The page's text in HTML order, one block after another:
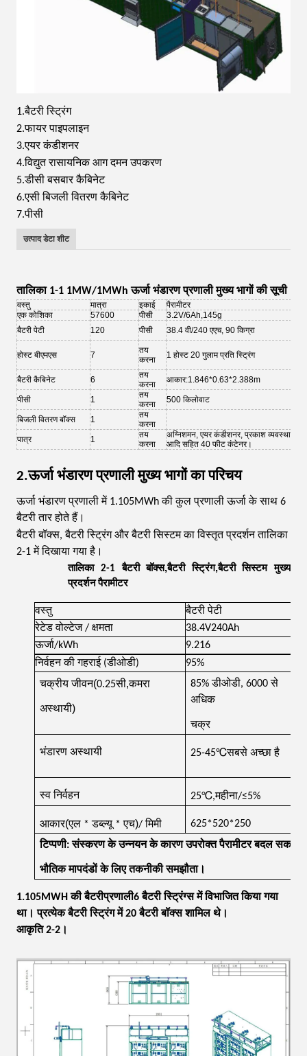
1.बैटरी स्ट्रिंग
2.फायर पाइपलाइन
3.एयर कंडीशनर
4.विद्युत रासायनिक आग दमन उपकरण
5.डीसी बसबार कैबिनेट
6.एसी बिजली वितरण कैबिनेट
7.पीसी
उत्पाद डेटा शीट
तालिका 1-1 1MW/1MWh ऊर्जा भंडारण प्रणाली मुख्य भागों की सूची
वस्तु मात्रा इकाई पैरामीटर
एक कोशिका
57600 पीसी 3.2V/6Ah,145g
बैटरी पेटी
120 पीसी 38.4 वी/240 एएच, 90 किग्रा
होस्ट बीएमएस 7
तय
करना
1 होस्ट 20 गुलाम प्रति स्ट्रिंग
बैटरी कैबिनेट
6
तय
करना
आकार:1.846*0.63*2.388m
पीसी 1
तय
करना
500 किलोवाट
बिजली वितरण बॉक्स 1
तय
करना
पात्र
1
तय
करना
अग्निशमन, एयर कंडीशनर, प्रकाश व्यवस्था
आदि सहित 40 फीट कंटेनर।
2.ऊर्जा भंडारण प्रणाली मुख्य भागों का परिचय
ऊर्जा भंडारण प्रणाली में 1.105MWh की कुल प्रणाली ऊर्जा के साथ 6
बैटरी तार होते हैं।
बैटरी बॉक्स, बैटरी स्ट्रिंग और बैटरी सिस्टम का विस्तृत प्रदर्शन तालिका
2-1 में दिखाया गया है।
तालिका 2-1 बैटरी बॉक्स,बैटरी स्ट्रिंग,बैटरी सिस्टम मुख्य
प्रदर्शन पैरामीटर
वस्तु बैटरी पेटी
रेटेड वोल्टेज / क्षमता
38.4V240Ah
ऊर्जा/kWh
9.216
निर्वहन की गहराई (डीओडी)
95%
चक्रीय जीवन(0.25सी,कमरा
अस्थायी)
85% डीओडी, 6000 से
अधिक
चक्र
भंडारण अस्थायी 25-45℃सबसे अच्छा है
स्व निर्वहन 25℃,महीना/≤5%
आकार(एल * डब्ल्यू * एच)/ मिमी
625*520*250
टिप्पणी: संस्करण के उन्नयन के कारण उपरोक्त पैरामीटर बदल सकते
भौतिक मापदंडों के लिए तकनीकी समझौता।
1.105MWH की बैटरीप्रणाली6 बैटरी स्ट्रिंग्स में विभाजित किया गया
था। प्रत्येक बैटरी स्ट्रिंग में 20 बैटरी बॉक्स शामिल थे।
आकृति 2-2।